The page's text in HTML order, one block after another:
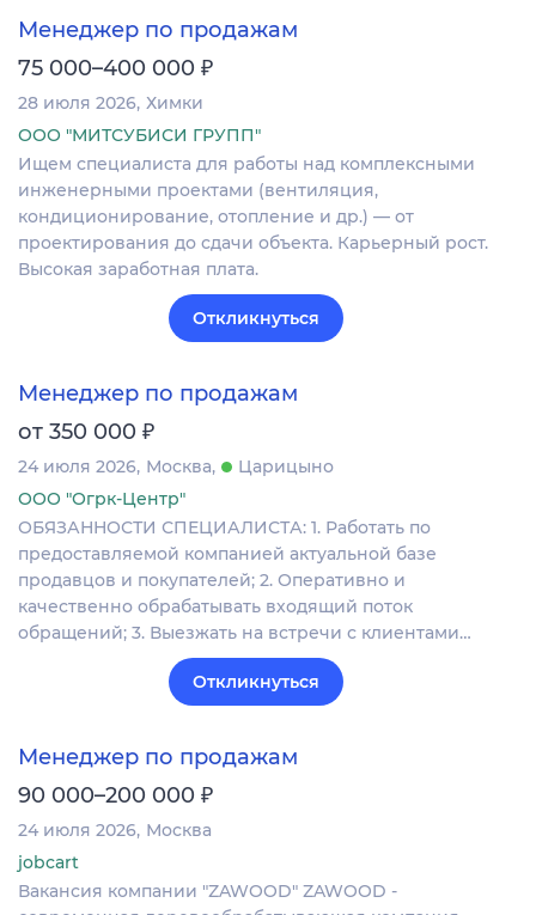
Менеджер по продажам
75 000–400 000 ₽
28 июля 2026 Химки
ООО "МИТСУБИСИ ГРУПП"
Ищем специалиста для работы над комплексными
инженерными проектами (вентиляция,
кондиционирование, отопление и др.) — от
проектирования до сдачи объекта. Карьерный рост.
Высокая заработная плата.
Откликнуться
Менеджер по продажам
от 350 000 ₽
24 июля 2026 Москва
Царицыно
ООО "Огрк-Центр"
ОБЯЗАННОСТИ СПЕЦИАЛИСТА: 1. Работать по
предоставляемой компанией актуальной базе
продавцов и покупателей; 2. Оперативно и
качественно обрабатывать входящий поток
обращений; 3. Выезжать на встречи с клиентами…
Откликнуться
Менеджер по продажам
90 000–200 000 ₽
24 июля 2026 Москва
jobcart
Вакансия компании "ZAWOOD" ZAWOOD -